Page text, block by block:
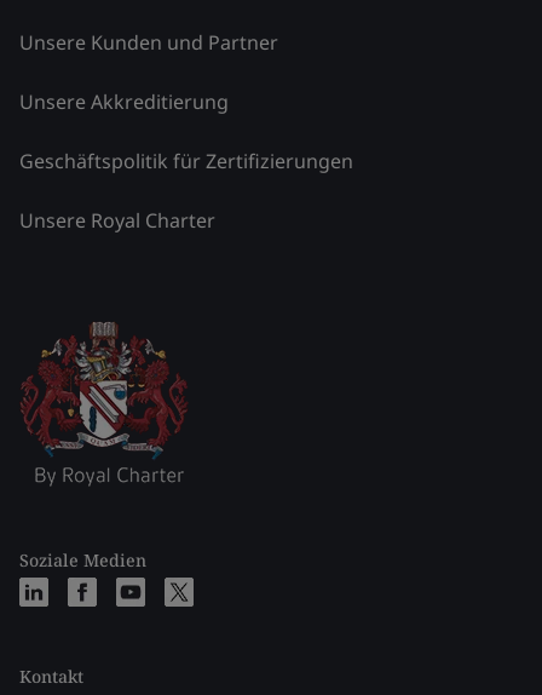
Unsere Kunden und Partner
Unsere Akkreditierung
Geschäftspolitik für Zertifizierungen
Unsere Royal Charter
Soziale Medien
Kontakt